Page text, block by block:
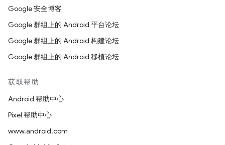
Google 安全博客
Google 群组上的 Android 平台论坛
Google 群组上的 Android 构建论坛
Google 群组上的 Android 移植论坛
获取帮助
Android 帮助中心
Pixel 帮助中心
www.android.com